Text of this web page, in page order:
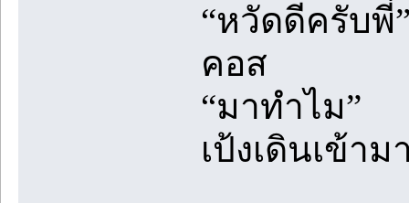
“หวัดดีครับพี่
คอส
“มาทำไม”
เป้งเดินเข้า